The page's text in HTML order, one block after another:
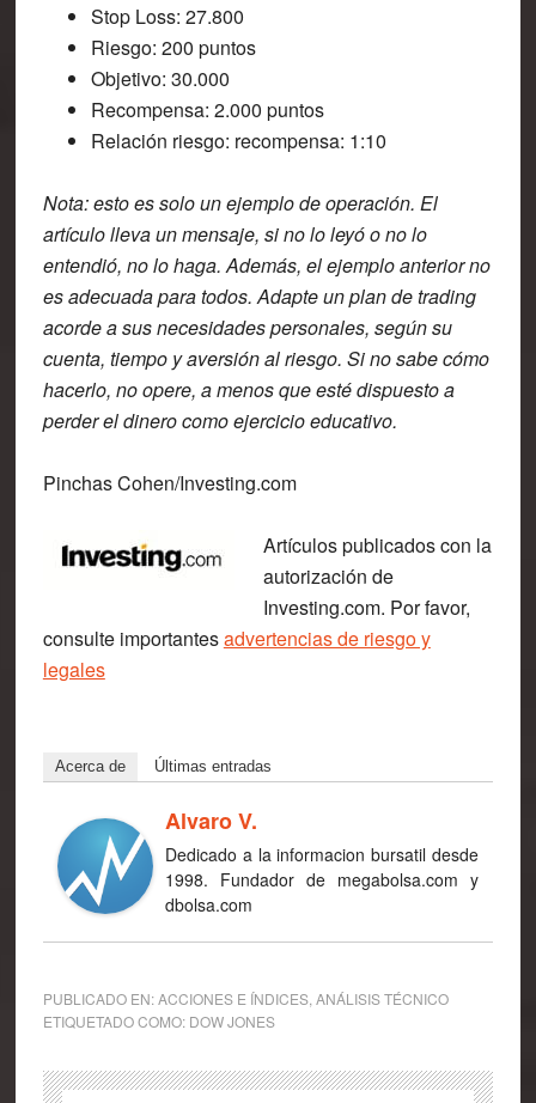
Stop Loss: 27.800
Riesgo: 200 puntos
Objetivo: 30.000
Recompensa: 2.000 puntos
Relación riesgo: recompensa: 1:10
Nota: esto es solo un ejemplo de operación. El
artículo lleva un mensaje, si no lo leyó o no lo
entendió, no lo haga. Además, el ejemplo anterior no
es adecuada para todos. Adapte un plan de trading
acorde a sus necesidades personales, según su
cuenta, tiempo y aversión al riesgo. Si no sabe cómo
hacerlo, no opere, a menos que esté dispuesto a
perder el dinero como ejercicio educativo.
Pinchas Cohen/Investing.com
Artículos publicados con la
autorización de
Investing.com. Por favor,
consulte importantesadvertencias de riesgo y
legales
Acerca de Últimas entradas
Alvaro V.
Dedicado a la informacion bursatil desde
1998. Fundador de megabolsa.com y
dbolsa.com
PUBLICADO EN:ACCIONES E ÍNDICES, ANÁLISIS TÉCNICO
ETIQUETADO COMO: DOW JONES